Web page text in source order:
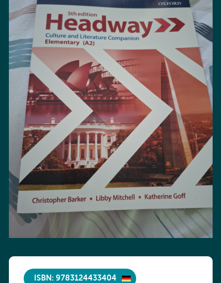
ISBN: 9783124433404